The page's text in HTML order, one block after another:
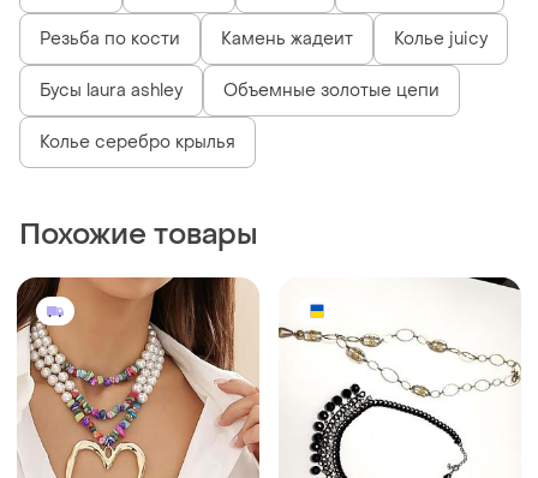
Резьба по кости Камень жадеит Колье juicy
Бусы laura ashley Объемные золотые цепи
Колье серебро крылья
Похожие товары